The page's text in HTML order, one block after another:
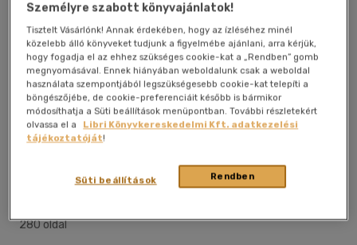
280 oldal
Személyre szabott könyvajánlatok!
Tisztelt Vásárlónk! Annak érdekében, hogy az ízléséhez minél
közelebb álló könyveket tudjunk a figyelmébe ajánlani, arra kérjük,
hogy fogadja el az ehhez szükséges cookie-kat a „Rendben” gomb
megnyomásával. Ennek hiányában weboldalunk csak a weboldal
használata szempontjából legszükségesebb cookie-kat telepíti a
böngészőjébe, de cookie-preferenciáit később is bármikor
módosíthatja a Süti beállítások menüpontban. További részletekért
olvassa el a
Libri Könyvkereskedelmi Kft. adatkezelési
tájékoztatóját!
Rendben
Süti beállítások